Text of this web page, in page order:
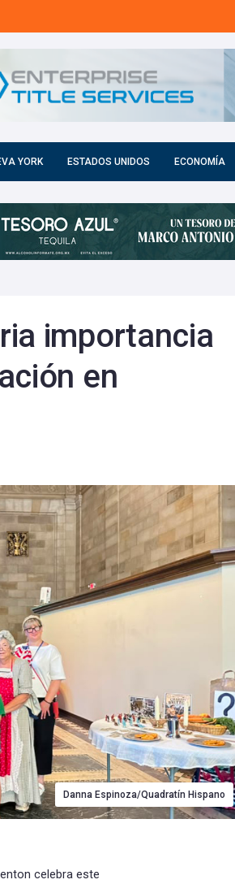
YORK ESTADOS UNIDOS ECONOMÍA
importancia
en
Danna Espinoza/Quadratín Hispano
celebra este